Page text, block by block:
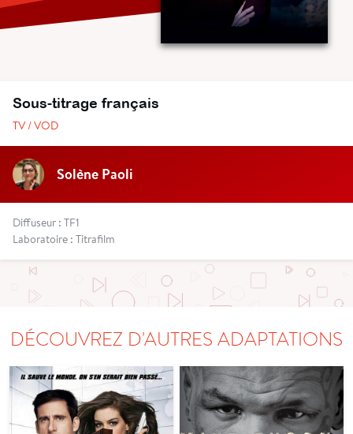
Sous-titrage français
TV / VOD
Solène Paoli
Diffuseur : TF1
Laboratoire : Titrafilm
DÉCOUVREZ D'AUTRES ADAPTATIONS